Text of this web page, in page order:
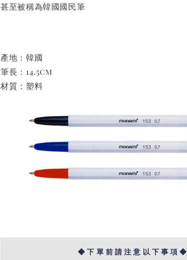
甚至被稱為韓國國民筆
產地：韓國
筆長：14.5cm
材質：塑料
◆ 下 單 前 請 注 意 以 下 事 項 ◆